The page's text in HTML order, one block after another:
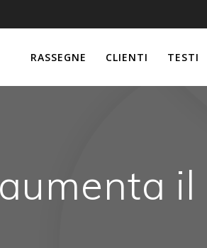
RASSEGNE CLIENTI TESTI